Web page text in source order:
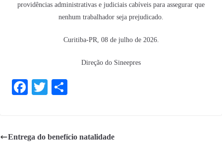
providências administrativas e judiciais cabíveis para assegurar que
nenhum trabalhador seja prejudicado.
Curitiba-PR, 08 de julho de 2026.
Direção do Sineepres
Fa
ok
T
r
Entrega do benefício natalidade